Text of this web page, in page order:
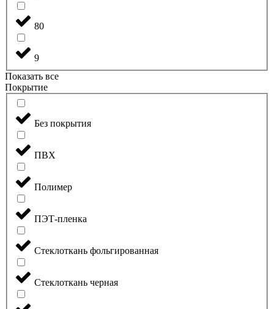
80
9
Показать все
Покрытие
Без покрытия
ПВХ
Полимер
ПЭТ-пленка
Стеклоткань фольгированная
Стеклоткань черная